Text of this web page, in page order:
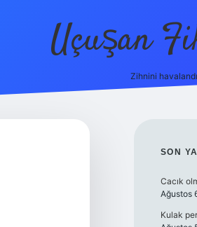
Uçuşan
Zihnini
SON
Cacık
Ağustos
Kulak